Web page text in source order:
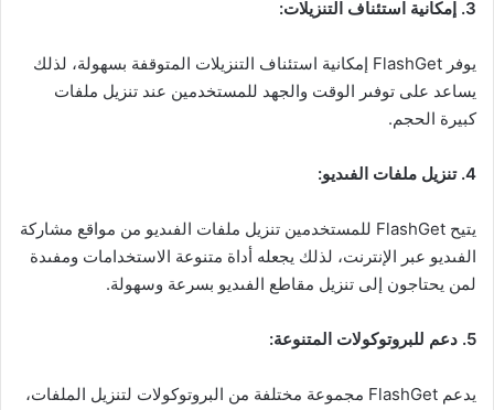
3. إمكانية استئناف التنزيلات:
يوفر FlashGet إمكانية استئناف التنزيلات المتوقفة بسهولة، لذلك
يساعد على توفىر الوقت والجهد للمستخدمين عند تنزيل ملفات
كبيرة الحجم.
4. تنزيل ملفات الفىديو:
يتيح FlashGet للمستخدمين تنزيل ملفات الفىديو من مواقع مشاركة
الفىديو عبر الإنترنت، لذلك يجعله أداة متنوعة الاستخدامات ومفىدة
لمن يحتاجون إلى تنزيل مقاطع الفىديو بسرعة وسهولة.
5. دعم للبروتوكولات المتنوعة:
يدعم FlashGet مجموعة مختلفة من البروتوكولات لتنزيل الملفات،